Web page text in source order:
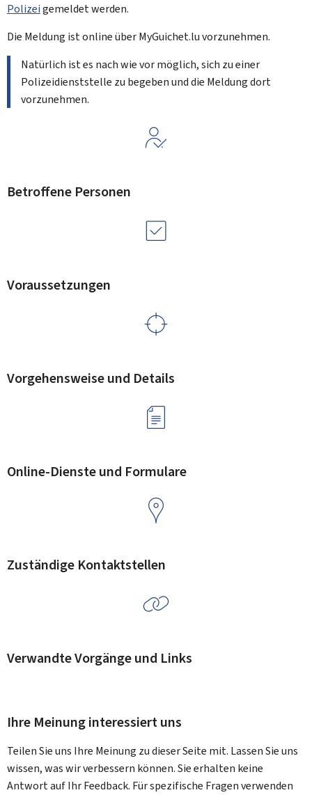
Polizeigemeldet werden.
Die Meldung ist online überMyGuichet.lu vorzunehmen.
Natürlich ist es nach wie vor möglich, sich zu einer
Polizeidienststelle zu begeben und die Meldung dort
vorzunehmen.
Betroffene Personen
Voraussetzungen
Vorgehensweise und Details
Online-Dienste und Formulare
Zuständige Kontaktstellen
Verwandte Vorgänge und Links
Ihre Meinung interessiert uns
Teilen Sie uns Ihre Meinung zu dieser Seite mit. Lassen Sie uns
wissen, was wir verbessern können. Sie erhalten keine
Antwort auf Ihr Feedback. Für spezifische Fragen verwenden